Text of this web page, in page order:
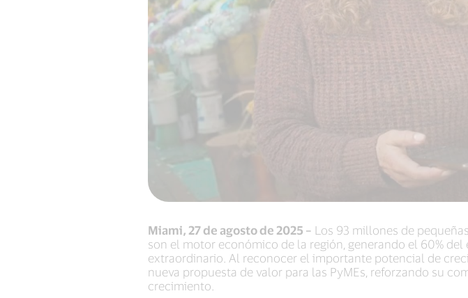
Miami, 27 de agosto de 2025 – Los 93 millones de
son el motor económico de la región, generando el 60%
extraordinario. Al reconocer el importante potencial de
nueva propuesta de valor para las PyMEs, reforzando su
crecimiento.